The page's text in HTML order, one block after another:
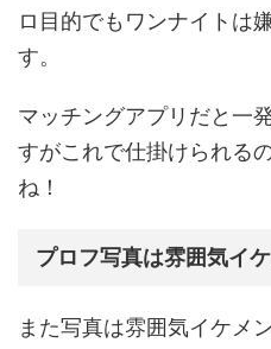
ロ目的でもワンナイトは
す。
マッチングアプリだと一
すがこれで仕掛けられる
ね！
プロフ写真は雰囲気イ
また写真は雰囲気イケメ